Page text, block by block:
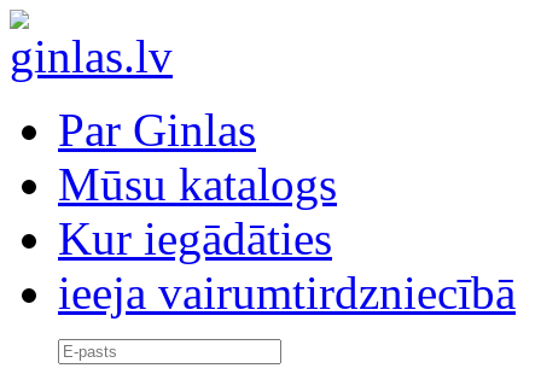
Par Ginlas
Mūsu katalogs
Kur iegādāties
ieeja vairumtirdzniecībā